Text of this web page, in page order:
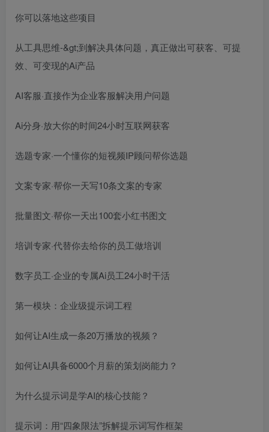
你可以落地这些项目
从工具思维-&gt;到解决具体问题，真正做出可获客、可提
效、可变现的Ai产品
AI客服·直接作为企业客服解决用户问题
Ai分身·放大你的时间24小时互联网获客
选题专家·一个懂你的短视频IP顾问帮你选题
文案专家·帮你一天写10条文案的专家
批量图文·帮你一天出100套小红书图文
培训专家·代替你去给你的员工做培训
数字员工·企业的专属Ai员工24小时干活
第一模块：企业级提示词工程
如何让AI生成一条20万播放的视频？
如何让AI具备6000个月薪的策划岗能力？
为什么提示词是学AI的核心技能？
提示词：用“四象限法”拆解提示词写作框架